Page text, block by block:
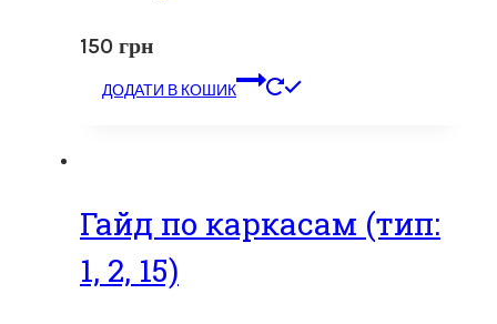
150 грн
ДОДАТИ В КОШИК
Гайд по каркасам (тип:
1, 2, 15)